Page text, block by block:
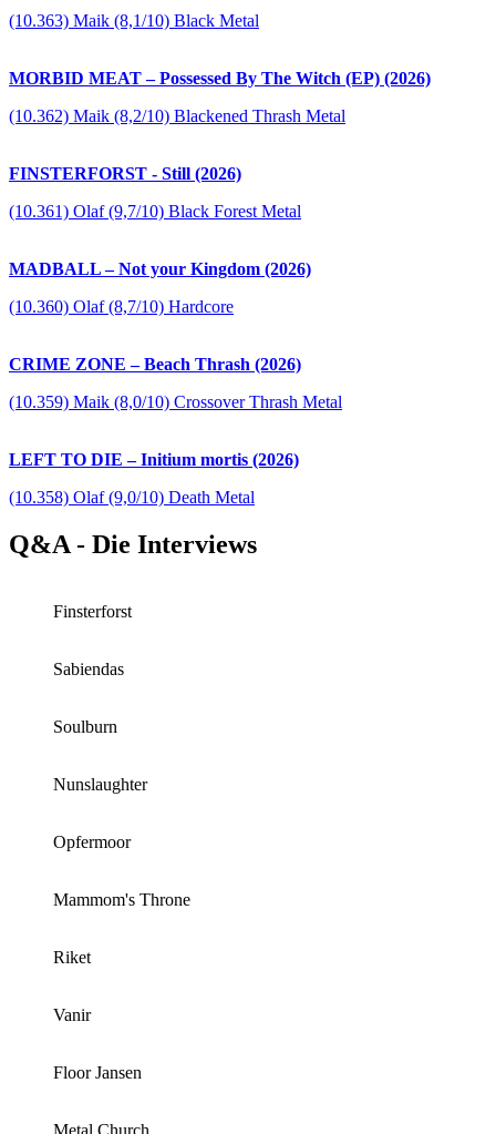
(10.363) Maik (8,1/10) Black Metal
MORBID MEAT – Possessed By The Witch (EP) (2026)
(10.362) Maik (8,2/10) Blackened Thrash Metal
FINSTERFORST - Still (2026)
(10.361) Olaf (9,7/10) Black Forest Metal
MADBALL – Not your Kingdom (2026)
(10.360) Olaf (8,7/10) Hardcore
CRIME ZONE – Beach Thrash (2026)
(10.359) Maik (8,0/10) Crossover Thrash Metal
LEFT TO DIE – Initium mortis (2026)
(10.358) Olaf (9,0/10) Death Metal
Q&A - Die Interviews
Finsterforst
Sabiendas
Soulburn
Nunslaughter
Opfermoor
Mammom's Throne
Riket
Vanir
Floor Jansen